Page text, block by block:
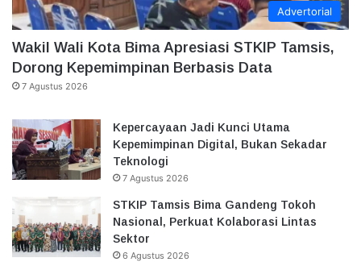
Advertorial
Wakil Wali Kota Bima Apresiasi STKIP Tamsis,
Dorong Kepemimpinan Berbasis Data
7 Agustus 2026
Kepercayaan Jadi Kunci Utama
Kepemimpinan Digital, Bukan Sekadar
Teknologi
7 Agustus 2026
STKIP Tamsis Bima Gandeng Tokoh
Nasional, Perkuat Kolaborasi Lintas
Sektor
6 Agustus 2026